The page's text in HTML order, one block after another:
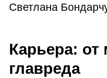
Светлана
Карьера:
главреда